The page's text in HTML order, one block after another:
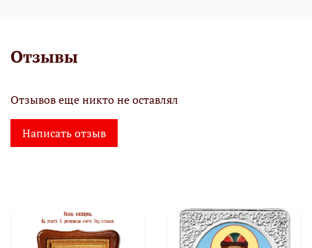
Отзывы
Отзывов еще никто не оставлял
Написать отзыв